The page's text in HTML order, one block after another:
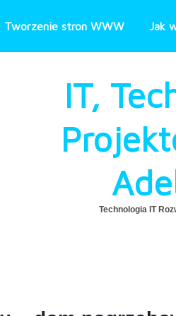
Tworzenie stron WWW Jak
IT,
Technologia IT